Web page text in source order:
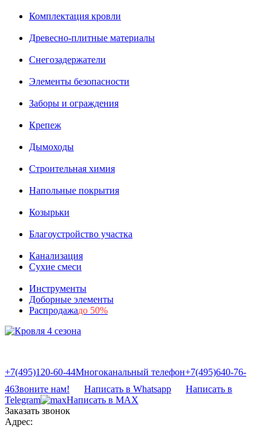
Комплектация кровли
Древесно-плитные материалы
Снегозадержатели
Элементы безопасности
Заборы и ограждения
Крепеж
Дымоходы
Строительная химия
Напольные покрытия
Козырьки
Благоустройство участка
Канализация
Сухие смеси
Инструменты
Доборные элементы
Распродажадо 50%
+7(495)120-60-44Многоканальный телефон+7(495)640-76-
46Звоните нам! Написать в Whatsapp
Написать в
Telegram
Написать в MAX
Заказать звонок
Адрес: